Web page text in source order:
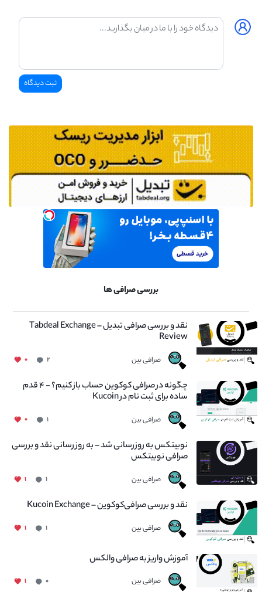
بررسی صرافی ها
نقد و بررسی صرافی تبدیل – Tabdeal Exchange
Review
صرافی بین ۲ ۰
چگونه در صرافی کوکوین حساب باز کنیم؟ - ۴ قدم
ساده برای ثبت نام در Kucoin
صرافی بین ۱ ۰
نوبیتکس به روزرسانی شد – به روز رسانی نقد و بررسی
صرافی نوبیتکس
صرافی بین ۱ ۱
نقد و بررسی صرافی‌کوکوین – Kucoin Exchange
صرافی بین ۱ ۱
آموزش واریز به صرافی والکس
صرافی بین ۰ ۱